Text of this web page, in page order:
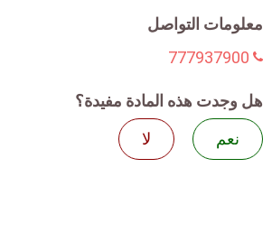
معلومات التواصل
هل وجدت هذه المادة مفيدة؟
نعم
لا